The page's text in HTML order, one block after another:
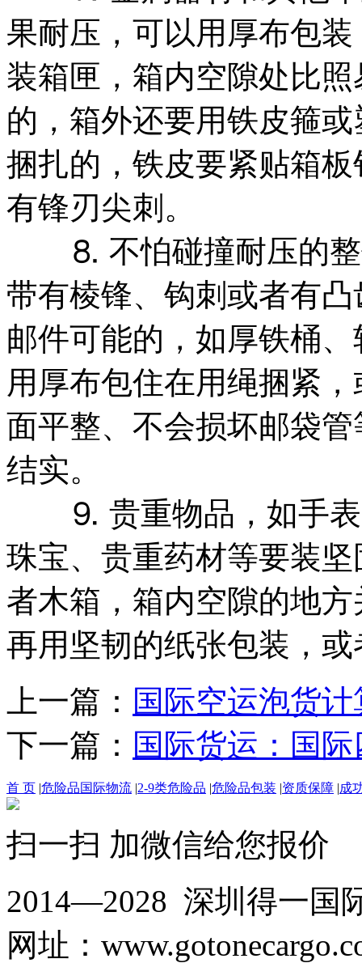
果耐压，可以用厚布包
装箱匣，箱内空隙处比
的，箱外还要用铁皮箍
捆扎的，铁皮要紧贴箱
有锋刃尖刺。
⒏ 不怕碰撞耐压的整
带有棱锋、钩刺或者有
邮件可能的，如厚铁桶
用厚布包住在用绳捆紧
面平整、不会损坏邮袋
结实。
⒐ 贵重物品，如手表
珠宝、贵重药材等要装
者木箱，箱内空隙的地
再用坚韧的纸张包装，
上一篇： 国际空运泡货
下一篇： 国际货运：国
首 页 |危险品国际物流 |2-9类危险品 |危险品包装 |资质保障 |成
扫一扫 加微信给您报价
2014—2028 深圳得一国
网址：